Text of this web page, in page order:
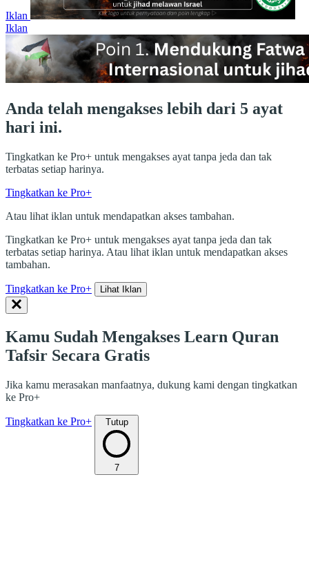
Iklan
Iklan
Anda telah mengakses lebih dari 5 ayat
hari ini.
Tingkatkan ke Pro+ untuk mengakses ayat tanpa jeda dan tak
terbatas setiap harinya.
Tingkatkan ke Pro+
Atau lihat iklan untuk mendapatkan akses tambahan.
Tingkatkan ke Pro+ untuk mengakses ayat tanpa jeda dan tak
terbatas setiap harinya. Atau lihat iklan untuk mendapatkan akses
tambahan.
Tingkatkan ke Pro+ Lihat Iklan
Kamu Sudah Mengakses Learn Quran
Tafsir Secara Gratis
Jika kamu merasakan manfaatnya, dukung kami dengan tingkatkan
ke Pro+
Tingkatkan ke Pro+ Tutup
7